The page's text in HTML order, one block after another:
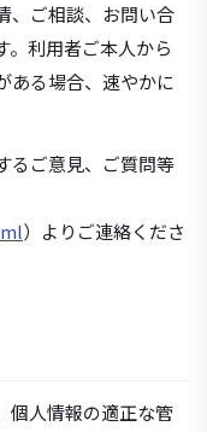
、ご相談、お問い合
。利用者ご本人から
ある場合、速やかに
るご意見、ご質問等
）よりご連絡くださ
個人情報の適正な管